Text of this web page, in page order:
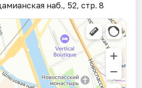
наб., 52, стр. 8